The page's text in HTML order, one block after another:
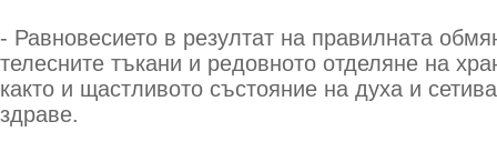
- Равновесието в резултат на правилната
телесните тъкани и редовното отделяне на
както и щастливото състояние на духа и
здраве.